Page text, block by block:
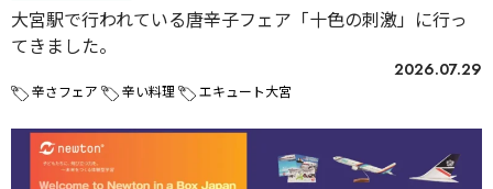
大宮駅で行われている唐辛子フェア「十色の刺激」に行っ
てきました。
2026.07.29
辛さフェア 辛い料理 エキュート大宮